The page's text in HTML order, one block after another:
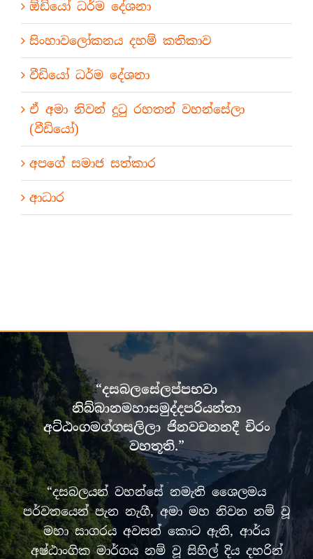
ඕඩියෝ ධර්ම දේශනා
සිංහාවලෝකනය දහම් කතිකාව
වීඩියෝ ධර්ම දේශනා
ඒ අමා නිවන් දුටු රහතන් වහන්සේලා
(වීඩියෝ)
අපගේ සමාජ සත්කාර
ආධාර
“දසබලසේලප්පභවා
නිබ්බානමහාසමුද්දපරියන්තා
අට්ඨංගමග්ගසලිලා ජිනවචනනදී චිරං
වහතූති.”
“දසබලයන් වහන්සේ නමැති ශෛලමය
පර්වතයෙන් පැන නැගී, අමා මහ නිවන නම් වූ
මහා සාගරය අවසන් කොට ඇති, ආර්ය
අෂ්ඨාංගික මාර්ගය නම් වූ සිහිල් දිය දහරින්